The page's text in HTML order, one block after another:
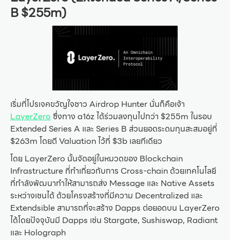
B $255m)
เริ่มที่โปรเจคขวัญใจชาว Airdrop Hunter นั่นก็คือเจ้า
LayerZeroซึ่งทาง a16z ได้ร่วมลงทุนไปกว่า $255m ในรอบ
Extended Series A และ Series B ส่วนยอดระดมทุนสะสมอยู่ที่
$263m โดยตี Valuation ไว้ที่ $3b เลยทีเดียว
โดย LayerZero นั้นจัดอยู่ในหมวดของ Blockchain
Infrastructure ที่ทำเกี่ยวกับการ Cross-chain ด้วยเทคโนโลยี
ที่กำลังพัฒนาทำให้สามารถส่ง Message และ Native Assets
ระหว่างเชนได้ ด้วยโครงสร้างที่มีความ Decentralized และ
Extendsible สามารถที่จะสร้าง Dapps ต่อยอดบน LayerZero
ได้โดยปัจจุบันมี Dapps เช่น Stargate, Sushiswap, Radiant
และ Holograph